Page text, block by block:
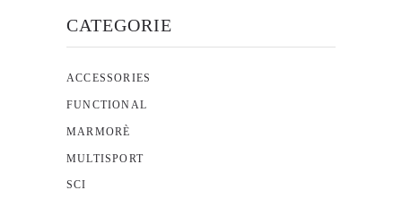
pagina
CATEGORIE
ACCESSORIES
FUNCTIONAL
MARMORÈ
MULTISPORT
SCI